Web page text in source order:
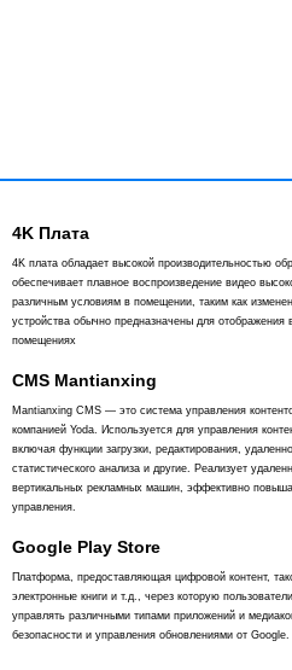
4K Плата
4K плата обладает высокой производительностью
обеспечивает плавное воспроизведение видео
различным условиям в помещении, таким как
устройства обычно предназначены для отображения
помещениях
CMS Mantianxing
Mantianxing CMS — это система управления
компанией Yoda. Используется для управления
включая функции загрузки, редактирования,
статистического анализа и другие. Реализует
вертикальных рекламных машин, эффективно
управления.
Google Play Store
Платформа, предоставляющая цифровой контент,
электронные книги и т.д., через которую
управлять различными типами приложений и
безопасности и управления обновлениями от Google.